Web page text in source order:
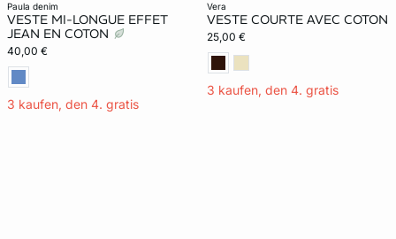
paula denim
VESTE MI-LONGUE EFFET
JEAN EN COTON
40,00 €
3 kaufen, den 4. gratis
vera
VESTE COURTE AVEC COTON
25,00 €
3 kaufen, den 4. gratis